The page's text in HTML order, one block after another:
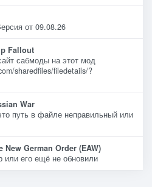
от 09.08.26
Fallout
сабмоды на этот мод
sharedfiles/filedetails/?
War
путь в файле неправильный или
German Order (EAW)
или его ещё не обновили